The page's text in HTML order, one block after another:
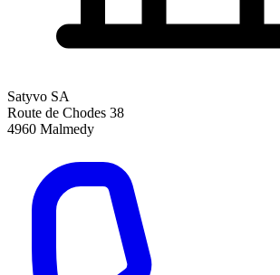
Satyvo SA
Route de Chodes 38
4960 Malmedy